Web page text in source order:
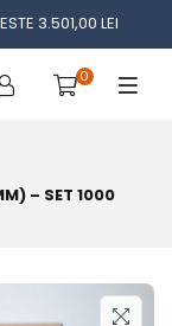
3.501,00 LEI
0
– SET 1000